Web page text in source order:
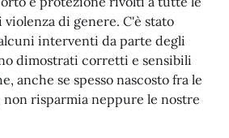
di genere. C'è stato
interventi da parte degli
dimostrati corretti e sensibili
anche se spesso nascosto fra le
risparmia neppure le nostre